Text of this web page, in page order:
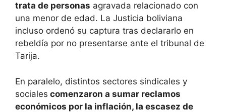
trata de personas agravada relacionado con
una menor de edad. La Justicia boliviana
incluso ordenó su captura tras declararlo en
rebeldía por no presentarse ante el tribunal de
Tarija.
En paralelo, distintos sectores sindicales y
sociales comenzaron a sumar reclamos
económicos por la inflación, la escasez de